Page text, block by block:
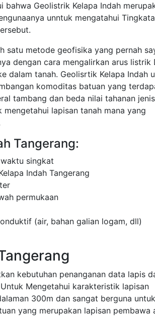
Geolistrik Kelapa Indah
unntuk mengatahui
satu metode geofisika yang pernah
dengan cara mengalirkan arus listrik
dalam tanah. Geolisrtik Kelapa Indah
komoditas batuan yang
tambang dan beda nilai tahanan jenis
lapisan tanah mana yang
Tangerang:
singkat
Indah Tangerang
permukaan
(air, bahan galian logam, dll)
kebutuhan penanganan data lapis
Mengetahui karakteristik lapisan
300m dan sangat berguna untuk
yang merupakan lapisan pembawa